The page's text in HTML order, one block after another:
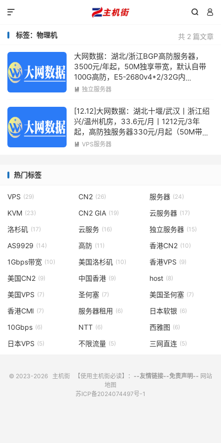
 

共 2 篇文章
标签：物理机
大网数据：湖北/浙江BGP高防服务器，
3500元/年起，50M独享带宽，默认自带
100G高防，E5-2680v4*2/32G内
存/800G企业级SSD硬盘，最高256个IP
 独立服务器
[12.12]大网数据：湖北十堰/武汉丨浙江绍
兴/温州机房，33.6元/月丨1212元/3年
起，高防独服务器330元/月起（50M带宽
+200G高防）
 VPS服务器
热门标签
VPS (29) CN2 (26) 服务器 (24)
KVM (23) CN2 GIA (19) 云服务器 (17)
洛杉矶 (17) 云服务 (16) 独立服务器 (15)
AS9929 (14) 高防 (11) 香港CN2 (10)
1Gbps带宽 (10) 美国洛杉矶 (10) 香港VPS (9)
美国CN2 (9) 中国香港 (9) host (8)
美国VPS (7) 圣何塞 (7) 美国圣何塞 (7)
香港CMI (7) 服务器租用 (6) 日本软银 (6)
10Gbps (6) NTT (6) 西雅图 (6)
日本VPS (5) 不限流量 (5) 三网直连 (5)
© 2023-2026 主机街 【使用主机街必读】： --友情链接--免责声明-- 网站
地图
苏ICP备2024074497号-1